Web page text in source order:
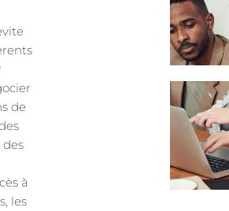
de
à
les